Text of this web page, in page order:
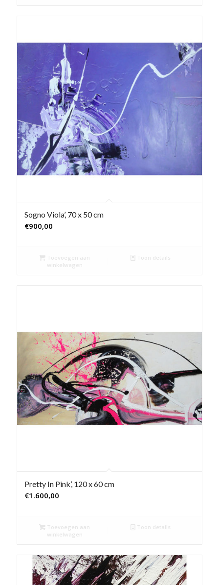
Sogno Viola’, 70 x 50 cm
€900,00
Toevoegen aan
winkelwagen
Toon details
Pretty In Pink’, 120 x 60 cm
€1.600,00
Toevoegen aan
winkelwagen
Toon details